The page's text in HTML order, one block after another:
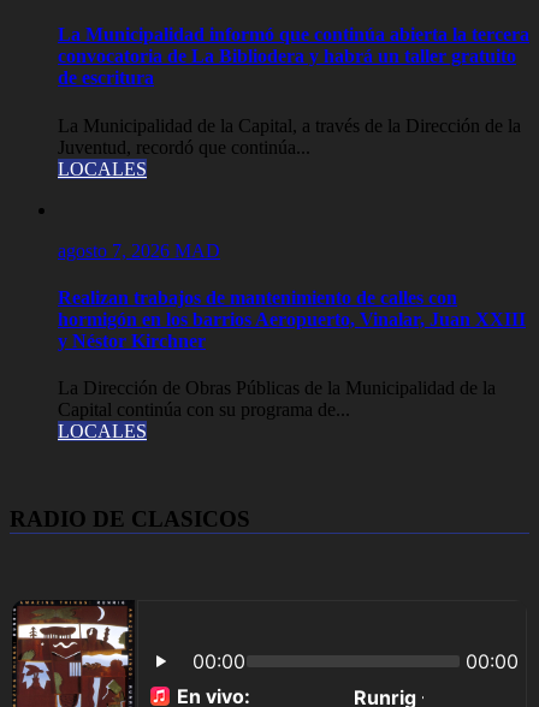
La Municipalidad informó que continúa abierta la tercera
convocatoria de La Bibliodera y habrá un taller gratuito
de escritura
La Municipalidad de la Capital, a través de la Dirección de la
Juventud, recordó que continúa...
LOCALES
agosto 7, 2026 MAD
Realizan trabajos de mantenimiento de calles con
hormigón en los barrios Aeropuerto, Vinalar, Juan XXIII
y Néstor Kirchner
La Dirección de Obras Públicas de la Municipalidad de la
Capital continúa con su programa de...
LOCALES
RADIO DE CLASICOS